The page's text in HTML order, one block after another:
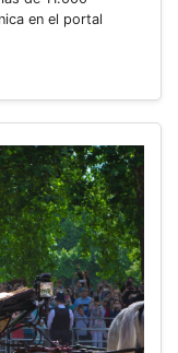
en el portal